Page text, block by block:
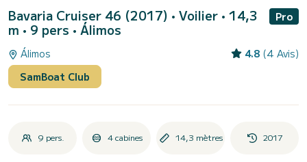
Bavaria Cruiser 46 (2017) • Voilier • 14,3
m • 9 pers • Álimos
Pro
Álimos 4.8 (4 Avis)
SamBoat Club
9 pers. 4 cabines 14,3 mètres 2017